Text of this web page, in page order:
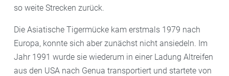
so weite Strecken zurück.
Die Asiatische Tigermücke kam erstmals 1979 nach
Europa, konnte sich aber zunächst nicht ansiedeln. Im
Jahr 1991 wurde sie wiederum in einer Ladung Altreifen
aus den USA nach Genua transportiert und startete von